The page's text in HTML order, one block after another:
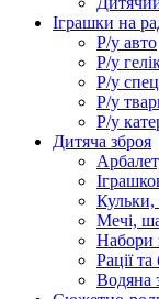
Іграшки на
Р/у авто
Р/у
Р/у
Р/у
Р/у
Дитяча зброя
Кульки,
Мечі,
Набори
Рації та
Водяна